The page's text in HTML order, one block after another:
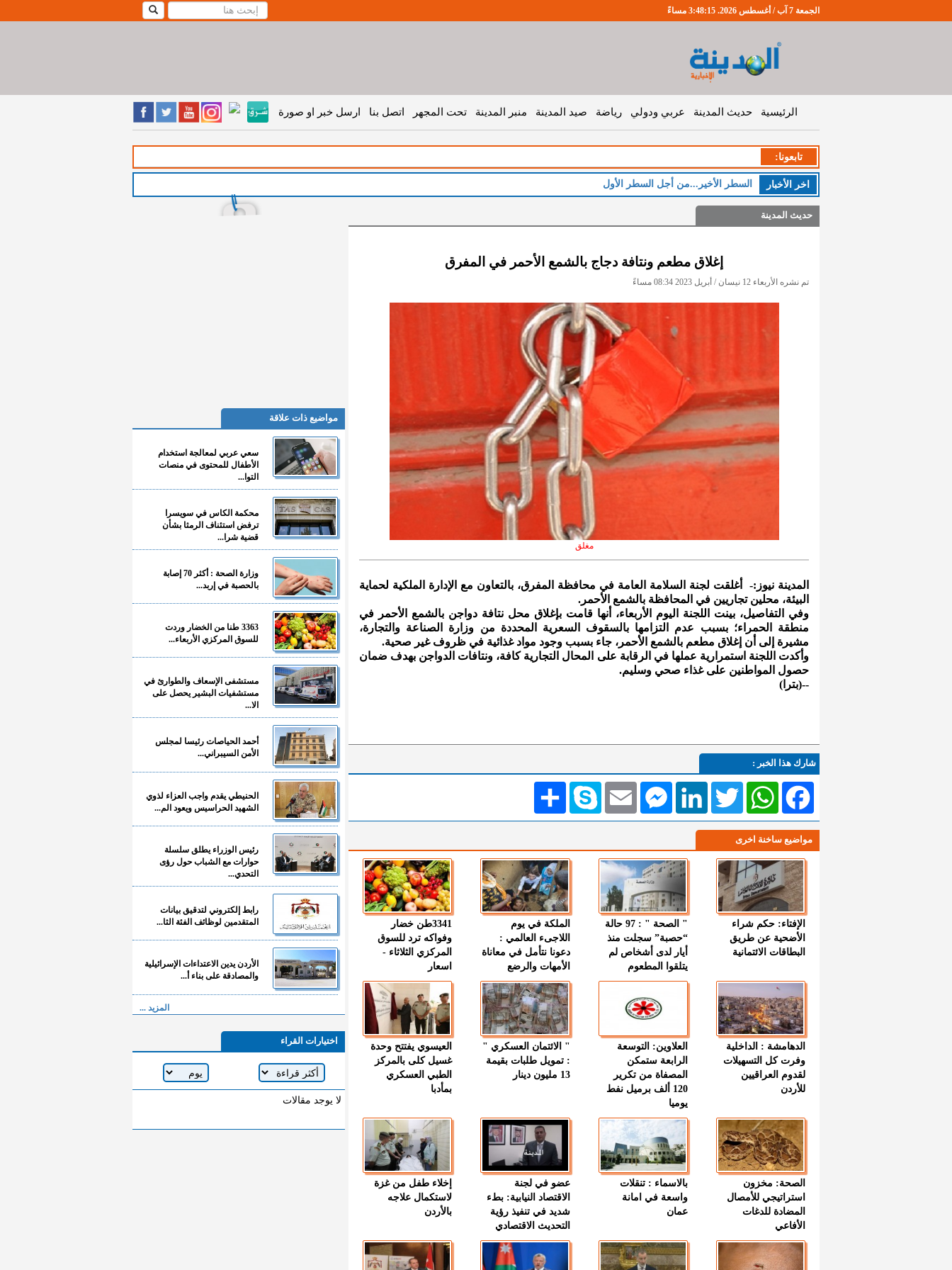
الجمعة 7 آب / أغسطس 2026. 3:48:16 مساءً
الرئيسية حديث المدينة عربي ودولي رياضة صيد المدينة منبر المدينة تحت المجهر اتصل بنا ارسل خبر او صورة
تابعونا:
اخر اﻷخبار السطر الأخير...من أجل السطر الأول
حديث المدينة
إغلاق مطعم ونتافة دجاج بالشمع الأحمر في المفرق
تم نشره الأربعاء 12 نيسان / أبريل 2023 08:34 مساءً
مغلق
المدينة نيوز:- أغلقت لجنة السلامة العامة في محافظة المفرق، بالتعاون مع الإدارة الملكية لحماية
البيئة، محلين تجاريين في المحافظة بالشمع الأحمر.
وفي التفاصيل، بينت اللجنة اليوم الأربعاء، أنها قامت بإغلاق محل نتافة دواجن بالشمع الأحمر في
منطقة الحمراء؛ بسبب عدم التزامها بالسقوف السعرية المحددة من وزارة الصناعة والتجارة،
مشيرة إلى أن إغلاق مطعم بالشمع الأحمر، جاء بسبب وجود مواد غذائية في ظروف غير صحية.
وأكدت اللجنة استمرارية عملها في الرقابة على المحال التجارية كافة، ونتافات الدواجن بهدف ضمان
حصول المواطنين على غذاء صحي وسليم.
--(بترا)
شارك هذا الخبر :
انشر Skype EmailMessengerLinkedIn TwitterWhatsAppFacebook
مواضيع ساخنة اخرى
الإفتاء: حكم شراء
الأضحية عن طريق
البطاقات الائتمانية
" الصحة " : 97 حالة
“حصبة” سجلت منذ
أيار لدى أشخاص لم
يتلقوا المطعوم
الملكة في يوم
اللاجىء العالمي :
دعونا نتأمل في معاناة
الأمهات والرضع
3341طن خضار
وفواكه ترد للسوق
المركزي الثلاثاء -
اسعار
الدهامشة : الداخلية
وفرت كل التسهيلات
لقدوم العراقيين
للأردن
العلاوين: التوسعة
الرابعة ستمكن
المصفاة من تكرير
120 ألف برميل نفط
يوميا
" الائتمان العسكري "
: تمويل طلبات بقيمة
13 مليون دينار
العيسوي يفتتح وحدة
غسيل كلى بالمركز
الطبي العسكري
بمأدبا
الصحة: مخزون
استراتيجي للأمصال
المضادة للدغات
الأفاعي
بالاسماء : تنقلات
واسعة في امانة
عمان
عضو في لجنة
الاقتصاد النيابية: بطء
شديد في تنفيذ رؤية
التحديث الاقتصادي
إخلاء طفل من غزة
لاستكمال علاجه
بالأردن
مواضيع ذات علاقة
سعي عربي لمعالجة استخدام
الأطفال للمحتوى في منصات
التوا...
محكمة الكاس في سويسرا
ترفض استئناف الرمثا بشأن
قضية شرا...
وزارة الصحة : أكثر 70 إصابة
بالحصبة في إربد...
3363 طنا من الخضار وردت
للسوق المركزي الأربعاء...
مستشفى الإسعاف والطوارئ في
مستشفيات البشير يحصل على
الا...
أحمد الحياصات رئيسا لمجلس
الأمن السيبراني...
الحنيطي يقدم واجب العزاء لذوي
الشهيد الحراسيس ويعود الم...
رئيس الوزراء يطلق سلسلة
حوارات مع الشباب حول رؤى
التحدي...
رابط إلكتروني لتدقيق بيانات
المتقدمين لوظائف الفئة الثا...
الأردن يدين الاعتداءات الإسرائيلية
والمصادقة على بناء أ...
المزيد ...
اختيارات القراء
لا يوجد مقالات